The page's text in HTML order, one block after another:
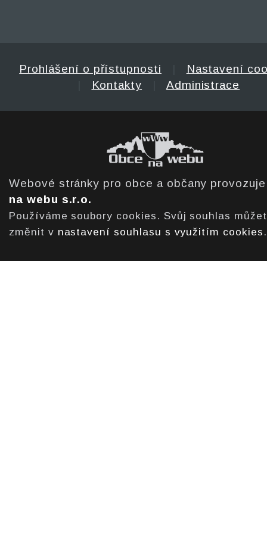
Prohlášení o přístupnosti
Nastavení
Kontakty Administrace
Webové stránky pro obce a občany
na webu s.r.o.
Používáme soubory cookies. Svůj souhlas
změnit v nastavení souhlasu s využitím cookies .